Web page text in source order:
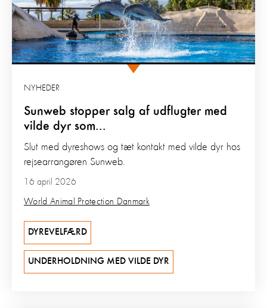
Sunweb stopper salg af udflugter med
vilde dyr som...
NYHEDER
16 april 2026
World Animal Protection Danmark
Slut med dyreshows og tæt kontakt med vilde dyr hos
rejsearrangøren Sunweb.
DYREVELFÆRD
UNDERHOLDNING MED VILDE DYR